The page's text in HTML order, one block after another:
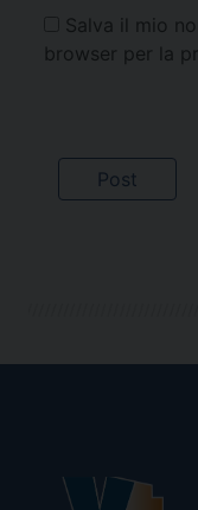
Salva il mio
browser per la